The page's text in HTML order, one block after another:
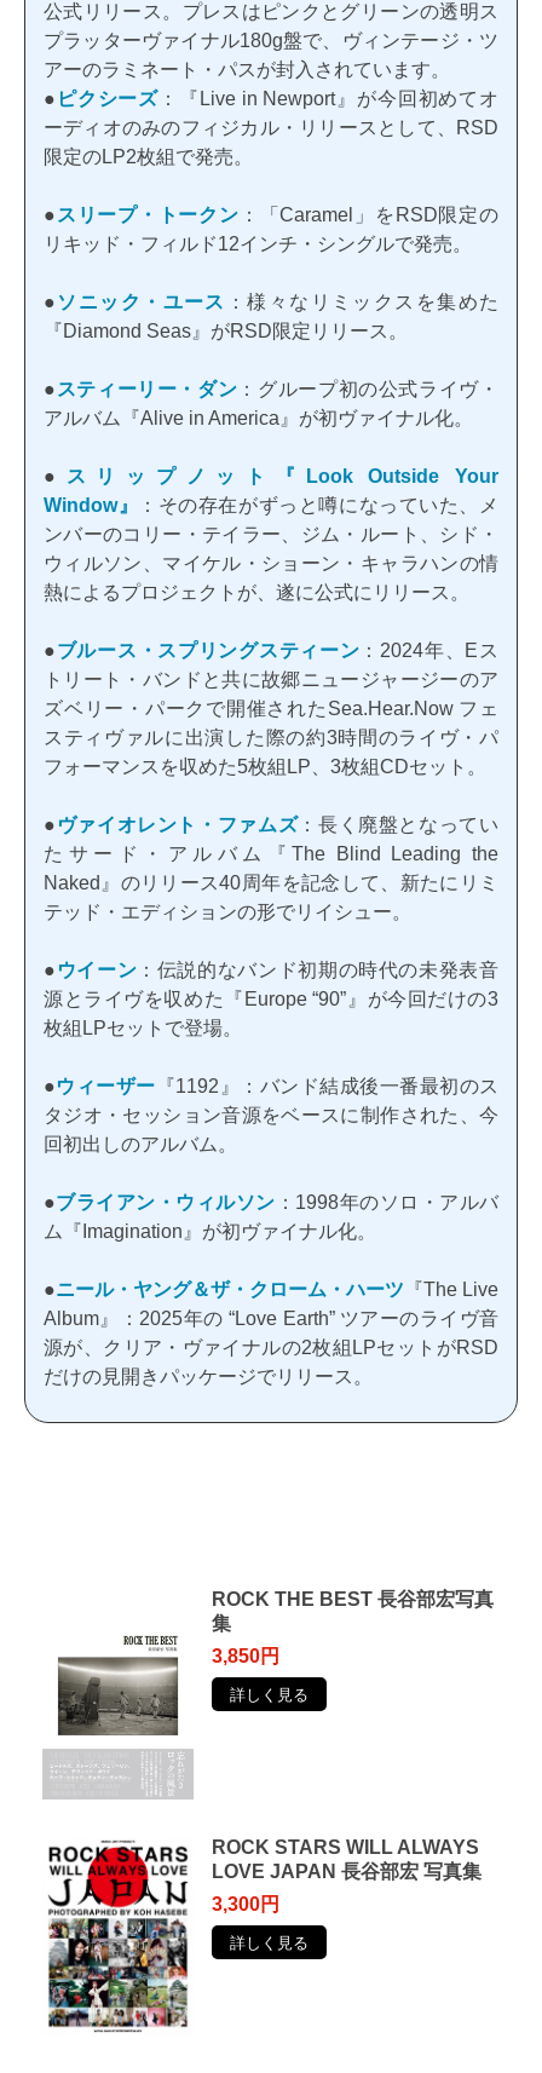
公式リリース。プレスはピンクとグリーンの透明ス
プラッターヴァイナル180g盤で、ヴィンテージ・ツ
アーのラミネート・パスが封入されています。
● ピクシーズ ：『Live in Newport』が今回初めてオ
ーディオのみのフィジカル・リリースとして、RSD
限定のLP2枚組で発売。
● スリープ・トークン ：「Caramel」をRSD限定の
リキッド・フィルド12インチ・シングルで発売。
● ソニック・ユース ：様々なリミックスを集めた
『Diamond Seas』がRSD限定リリース。
● スティーリー・ダン ：グループ初の公式ライヴ・
アルバム『Alive in America』が初ヴァイナル化。
●
スリップノット『Look Outside Your
Window』
：その存在がずっと噂になっていた、メ
ンバーのコリー・テイラー、ジム・ルート、シド・
ウィルソン、マイケル・ショーン・キャラハンの情
熱によるプロジェクトが、遂に公式にリリース。
●ブルース・スプリングスティーン ：2024年、Eス
トリート・バンドと共に故郷ニュージャージーのア
ズベリー・パークで開催されたSea.Hear.Now フェ
スティヴァルに出演した際の約3時間のライヴ・パ
フォーマンスを収めた5枚組LP、3枚組CDセット。
● ヴァイオレント・ファムズ：長く廃盤となってい
たサード・アルバム『The Blind Leading the
Naked』のリリース40周年を記念して、新たにリミ
テッド・エディションの形でリイシュー。
● ウイーン ：伝説的なバンド初期の時代の未発表音
源とライヴを収めた『Europe “90”』が今回だけの3
枚組LPセットで登場。
●ウィーザー 『1192』：バンド結成後一番最初のス
タジオ・セッション音源をベースに制作された、今
回初出しのアルバム。
●ブライアン・ウィルソン ：1998年のソロ・アルバ
ム『Imagination』が初ヴァイナル化。
●ニール・ヤング＆ザ・クローム・ハーツ 『The Live
Album』：2025年の “Love Earth” ツアーのライヴ音
源が、クリア・ヴァイナルの2枚組LPセットがRSD
だけの見開きパッケージでリリース。
ROCK THE BEST 長谷部宏写真
集
3,850円
詳しく見る
ROCK STARS WILL ALWAYS
LOVE JAPAN 長谷部宏 写真集
3,300円
詳しく見る